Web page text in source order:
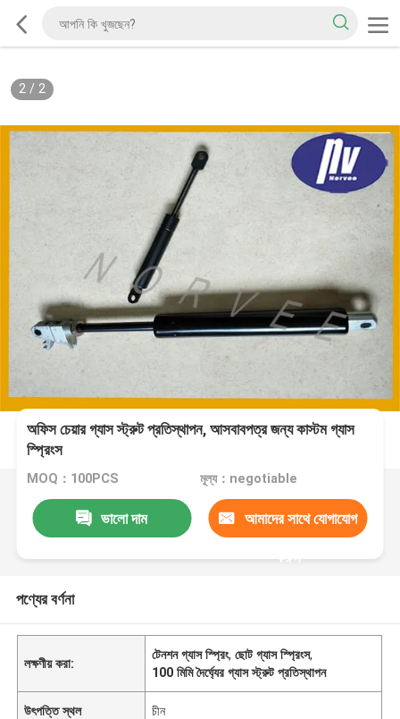
2/ 2
অফিস চেয়ার গ্যাস স্ট্রুট প্রতিস্থাপন, আসবাবপত্র জন্য কাস্টম গ্যাস
স্প্রিংস
MOQ：100PCS মূল্য：negotiable
ভালো দাম আমাদের সাথে যোগাযোগ
করুন
পণ্যের বর্ণনা
লক্ষণীয় করা:
টেনশন গ্যাস স্প্রিং,ছোট গ্যাস স্প্রিংস,
100 মিমি দৈর্ঘ্যের গ্যাস স্ট্রুট প্রতিস্থাপন
উৎপত্তি স্থল চীন